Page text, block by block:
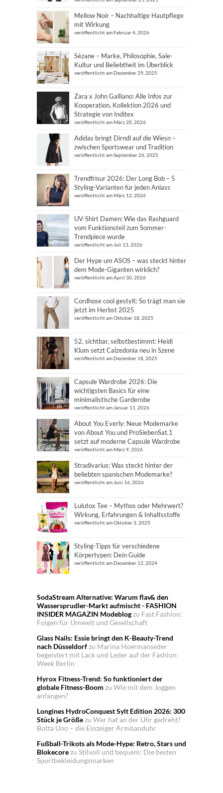
Mellow Noir – Nachhaltige Hautpflege
mit Wirkung
veröffentlicht am Februar 4, 2026
Sézane – Marke, Philosophie, Sale-
Kultur und Beliebtheit im Überblick
veröffentlicht am Dezember 29, 2025
Zara x John Galliano: Alle Infos zur
Kooperation, Kollektion 2026 und
Strategie von Inditex
veröffentlicht am März 20, 2026
Adidas bringt Dirndl auf die Wiesn –
zwischen Sportswear und Tradition
veröffentlicht am September 26, 2025
Trendfrisur 2026: Der Long Bob – 5
Styling-Varianten für jeden Anlass
veröffentlicht am März 12, 2026
UV-Shirt Damen: Wie das Rashguard
vom Funktionsteil zum Sommer-
Trendpiece wurde
veröffentlicht am Juli 13, 2026
Der Hype um ASOS – was steckt hinter
dem Mode-Giganten wirklich?
veröffentlicht am April 30, 2026
Cordhose cool gestylt: So trägt man sie
jetzt im Herbst 2025
veröffentlicht am Oktober 18, 2025
52, sichtbar, selbstbestimmt: Heidi
Klum setzt Calzedonia neu in Szene
veröffentlicht am Dezember 18, 2025
Capsule Wardrobe 2026: Die
wichtigsten Basics für eine
minimalistische Garderobe
veröffentlicht am Januar 11, 2026
About You Everly: Neue Modemarke
von About You und ProSiebenSat.1
setzt auf moderne Capsule Wardrobe
veröffentlicht am März 9, 2026
Stradivarius: Was steckt hinter der
beliebten spanischen Modemarke?
veröffentlicht am Juni 16, 2026
Lulutox Tee – Mythos oder Mehrwert?
Wirkung, Erfahrungen & Inhaltsstoffe
veröffentlicht am Oktober 3, 2025
Styling-Tipps für verschiedene
Körpertypen: Dein Guide
veröffentlicht am Dezember 12, 2024
SodaStream Alternative: Warum flav& den
Wassersprudler-Markt aufmischt - FASHION
INSIDER MAGAZIN Modeblogzu Fast Fashion:
Folgen für Umwelt und Gesellschaft
Glass Nails: Essie bringt den K-Beauty-Trend
nach Düsseldorfzu Marina Hoermanseder
begeistert mit Lack und Leder auf der Fashion
Week Berlin
Hyrox Fitness-Trend: So funktioniert der
globale Fitness-Boom zu Wie mit dem Joggen
anfangen?
Longines HydroConquest Sylt Edition 2026: 300
Stück je Größezu Wer hat an der Uhr gedreht?
Botta Uno – die Einzeiger Armbanduhr
Fußball-Trikots als Mode-Hype: Retro, Stars und
Blokecorezu Stilvoll und bequem: Die besten
Sportbekleidungsmarken